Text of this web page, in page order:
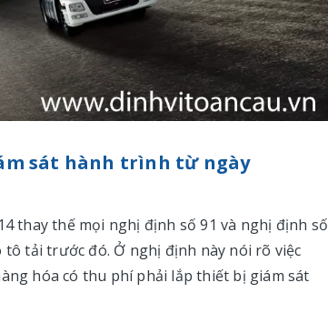
sát hành trình từ ngày
thay thế mọi nghị định số 91 và nghị định số
tải trước đó. Ở nghị định này nói rõ việc
hóa có thu phí phải lắp thiết bị giám sát